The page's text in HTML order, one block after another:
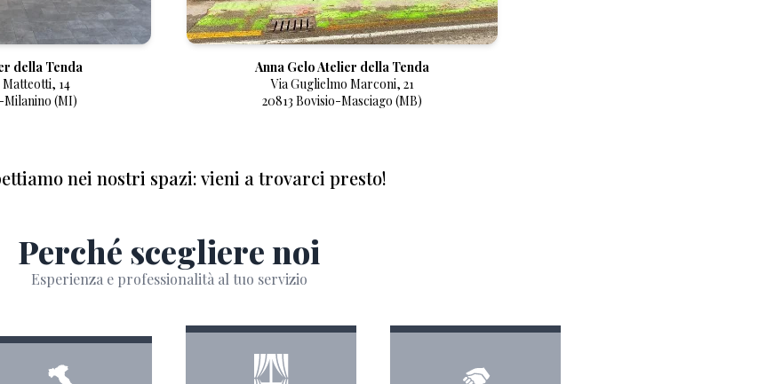
della Tenda
14
Milanino (MI)
Anna Gelo Atelier della Tenda
Via Guglielmo Marconi, 21
20813 Bovisio-Masciago (MB)
nei nostri spazi:vieni a trovarci presto!
Perché scegliere noi
Esperienza e professionalità al tuo servizio